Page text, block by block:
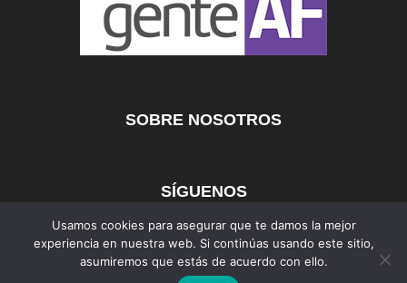
SOBRE NOSOTROS
SÍGUENOS
AFmedios MujerAF AutosAF
Usamos cookies para asegurar que te damos la mejor
experiencia en nuestra web. Si continúas usando este sitio,
asumiremos que estás de acuerdo con ello.